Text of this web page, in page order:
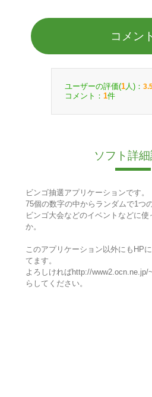
コメン
ユーザーの評価(1 人)：
コメント： 1件
ソフト詳細
ビンゴ抽選アプリケーションです。
75個の数字の中からランダムで1つ
ビンゴ大会などのイベントなどに使
か。
このアプリケーション以外にもHP
てます。
よろしければhttp://
らしてください。